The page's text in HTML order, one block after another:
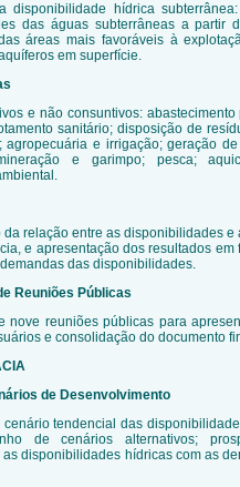
disponibilidade hídrica
das águas subterrâneas a partir
áreas mais favoráveis à
em superfície.
e não consuntivos:
sanitário; disposição de
agropecuária e irrigação; geração
e garimpo; pesca;
da relação entre as disponibilidades
e apresentação dos resultados
das disponibilidades.
Reuniões Públicas
nove reuniões públicas para
e consolidação do documento
de Desenvolvimento
cenário tendencial das
de cenários alternativos;
disponibilidades hídricas com as